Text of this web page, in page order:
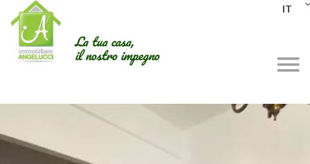
La tua casa,
il nostro impegno
IT